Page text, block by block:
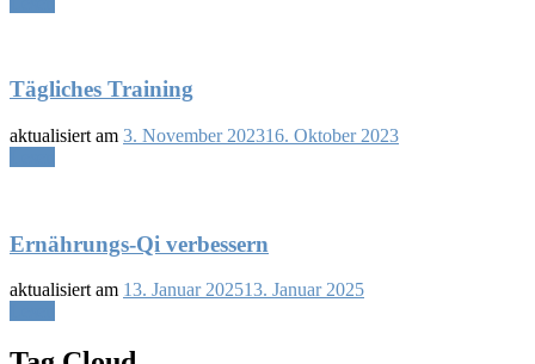
Tägliches Training
aktualisiert am 3. November 202316. Oktober 2023
Ernährungs-Qi verbessern
aktualisiert am 13. Januar 202513. Januar 2025